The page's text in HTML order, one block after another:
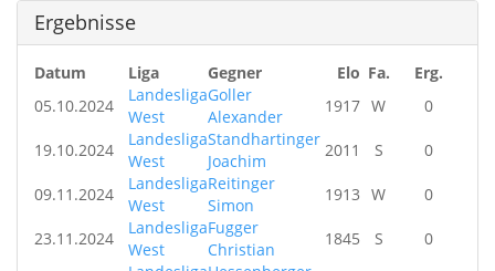
Ergebnisse
Datum Liga Gegner Elo Fa.
Erg.
05.10.2024
Landesliga
West
Goller
Alexander
1917 W 0
19.10.2024
Landesliga
West
Standhartinger
Joachim
2011 S 0
09.11.2024
Landesliga
West
Reitinger
Simon
1913 W 0
23.11.2024
Landesliga
West
Fugger
Christian
1845 S 0